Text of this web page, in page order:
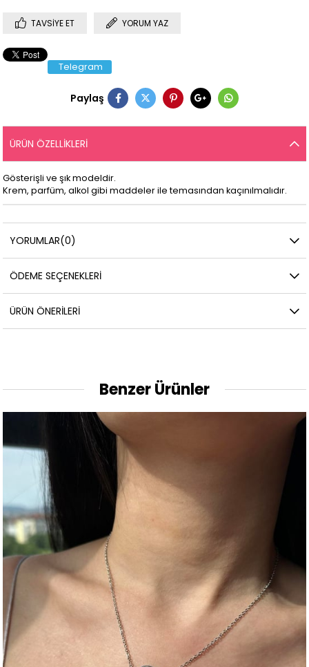
TAVSIYE ET YORUM YAZ
Telegram
Paylaş
ÜRÜN ÖZELLIKLERI
Gösterişli ve şık modeldir.
Krem, parfüm, alkol gibi maddeler ile temasından kaçınılmalıdır.
YORUMLAR(0)
ÖDEME SEÇENEKLERI
ÜRÜN ÖNERILERI
Benzer Ürünler